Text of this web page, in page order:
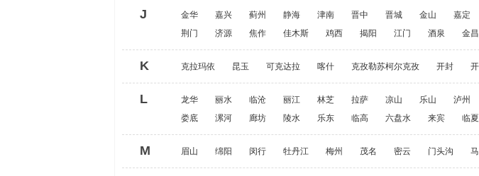
J 金华 嘉兴 蓟州 静海 津南 晋中 晋城 金山 嘉定
荆门
济源 焦作 佳木斯 鸡西 揭阳 江门 酒泉 金昌
K 克拉玛依 昆玉 可克达拉 喀什 克孜勒苏柯尔克孜 开封
L 龙华 丽水 临沧 丽江 林芝 拉萨 凉山 乐山 泸州
娄底
漯河 廊坊 陵水 乐东 临高 六盘水 来宾 临夏
M 眉山 绵阳 闵行 牡丹江 梅州 茂名 密云 门头沟